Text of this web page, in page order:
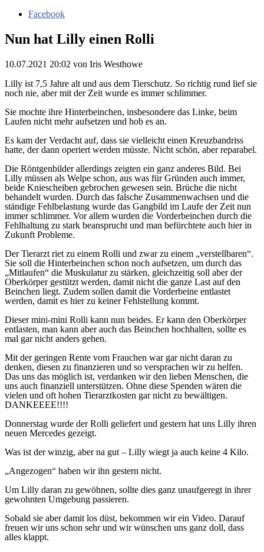
Facebook
Nun hat Lilly einen Rolli
10.07.2021 20:02 von Iris Westhowe
Lilly ist 7,5 Jahre alt und aus dem Tierschutz. So richtig rund lief sie
noch nie, aber mit der Zeit wurde es immer schlimmer.
Sie mochte ihre Hinterbeinchen, insbesondere das Linke, beim
Laufen nicht mehr aufsetzen und hob es an.
Es kam der Verdacht auf, dass sie vielleicht einen Kreuzbandriss
hatte, der dann operiert werden müsste. Nicht schön, aber reparabel.
Die Röntgenbilder allerdings zeigten ein ganz anderes Bild. Bei
Lilly müssen als Welpe schon, aus was für Gründen auch immer,
beide Kniescheiben gebrochen gewesen sein. Brüche die nicht
behandelt wurden. Durch das falsche Zusammenwachsen und die
ständige Fehlbelastung wurde das Gangbild im Laufe der Zeit nun
immer schlimmer. Vor allem wurden die Vorderbeinchen durch die
Fehlhaltung zu stark beansprucht und man befürchtete auch hier in
Zukunft Probleme.
Der Tierarzt riet zu einem Rolli und zwar zu einem „verstellbaren“.
Sie soll die Hinterbeinchen schon noch aufsetzen, um durch das
„Mitlaufen“ die Muskulatur zu stärken, gleichzeitig soll aber der
Oberkörper gestützt werden, damit nicht die ganze Last auf den
Beinchen liegt. Zudem sollen damit die Vorderbeine entlastet
werden, damit es hier zu keiner Fehlstellung kommt.
Dieser mini-mini Rolli kann nun beides. Er kann den Oberkörper
entlasten, man kann aber auch das Beinchen hochhalten, sollte es
mal gar nicht anders gehen.
Mit der geringen Rente vom Frauchen war gar nicht daran zu
denken, diesen zu finanzieren und so versprachen wir zu helfen.
Das uns das möglich ist, verdanken wir den lieben Menschen, die
uns auch finanziell unterstützen. Ohne diese Spenden wären die
vielen und oft hohen Tierarztkosten gar nicht zu bewältigen.
DANKEEEE!!!!
Donnerstag wurde der Rolli geliefert und gestern hat uns Lilly ihren
neuen Mercedes gezeigt.
Was ist der winzig, aber na gut – Lilly wiegt ja auch keine 4 Kilo.
„Angezogen“ haben wir ihn gestern nicht.
Um Lilly daran zu gewöhnen, sollte dies ganz unaufgeregt in ihrer
gewohnten Umgebung passieren.
Sobald sie aber damit los düst, bekommen wir ein Video. Darauf
freuen wir uns schon sehr und wir wünschen uns ganz doll, dass
alles klappt.